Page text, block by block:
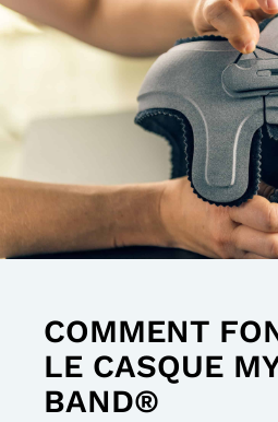
COMMENT
LE CASQUE
BAND®